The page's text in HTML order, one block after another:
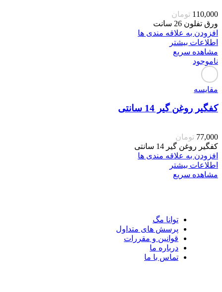
110,000 تومان
ورق تفلون 26 سانت
افزودن به علاقه مندی ها
اطلاعات بیشتر
مشاهده سریع
ناموجود
مقایسه
کفگیر روغن گیر 14 سانتی
77,000 تومان
کفگیر روغن گیر 14 سانتی
افزودن به علاقه مندی ها
اطلاعات بیشتر
مشاهده سریع
توانا مگ
پرسش های متداول
قوانین و مقررات
درباره ما
تماس با ما